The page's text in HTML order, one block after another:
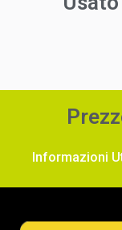
Informazioni